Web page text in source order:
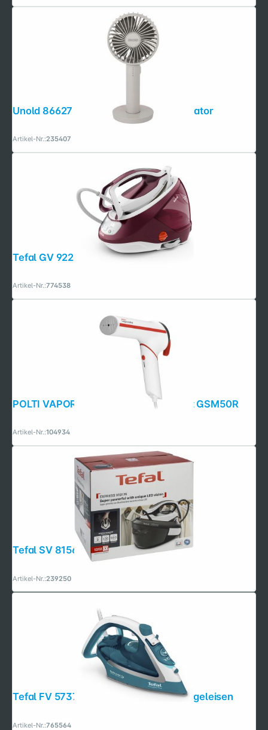
Unold 86627 Breezy II gray Handventilator
Artikel-Nr.:235407
Tefal GV 9220 Pro Express Protect
Artikel-Nr.:774538
POLTI VAPORELLA Travel Steamer Rot GSM50R
Artikel-Nr.:104934
Tefal SV 8156 Express Power
Artikel-Nr.:239250
Tefal FV 5737 Easygliss Plus Dampfbügeleisen
Artikel-Nr.:765564